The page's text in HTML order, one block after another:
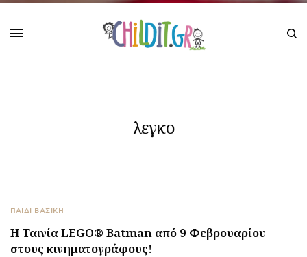
λεγκο
ΠΑΙΔΙ ΒΑΣΙΚΉ
H Ταινία LEGO® Batman από 9 Φεβρουαρίου
στους κινηματογράφους!